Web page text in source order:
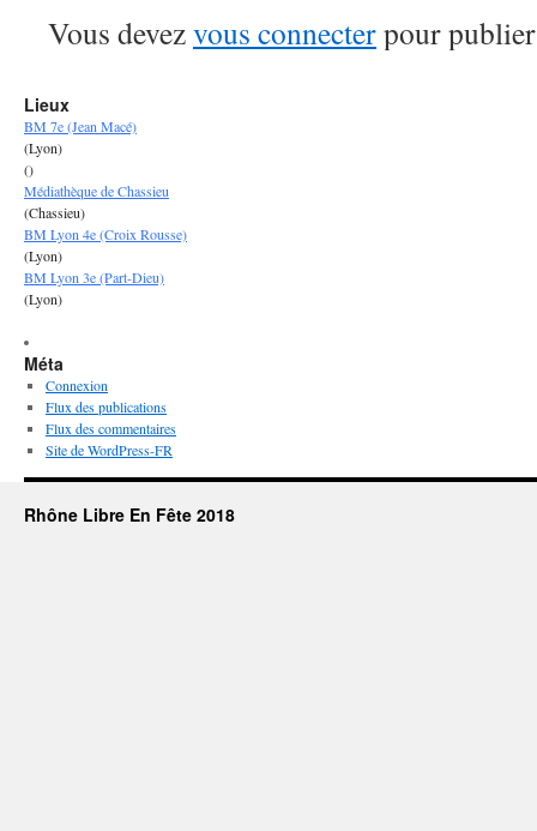
Vous devezvous connecterpour
Lieux
BM 7e (Jean Macé)
(Lyon)
()
Médiathèque de Chassieu
(Chassieu)
BM Lyon 4e (Croix Rousse)
(Lyon)
BM Lyon 3e (Part-Dieu)
(Lyon)
Méta
Connexion
Flux des publications
Flux des commentaires
Site de WordPress-FR
Rhône Libre En Fête 2018